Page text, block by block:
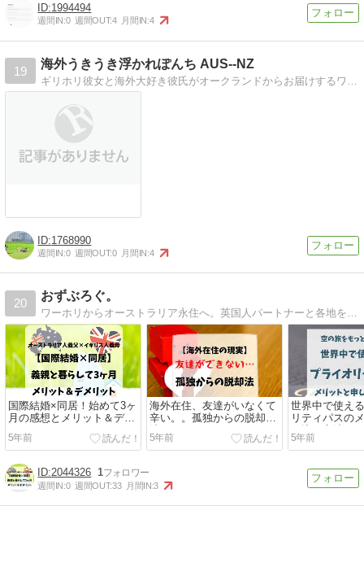
1994494
週間IN:0 週間OUT:4 月間IN:4
19
海外うきうき浮かれぽんち AUS--NZ
1768990
週間IN:0 週間OUT:0 月間IN:4
20
おずぶろぐ。
ワーホリからオーストラリア永住へ。英国人パートナーと各地を転々としながら、オーストラリアの魅力を伝えるブログ。
国際結婚×同居！始めて3ヶ
月の感想とメリット＆デメ
リット。
5年前
海外在住、友達がいなくて
辛い。。孤独からの脱却方
法。
5年前
世界中で使え
リティパスの
し込み方法
5年前
2044326 1
週間IN:0 週間OUT:33 月間IN:3